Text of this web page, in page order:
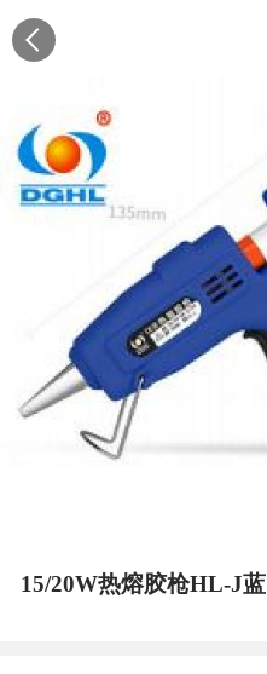
15/20W热熔胶枪HL-J蓝